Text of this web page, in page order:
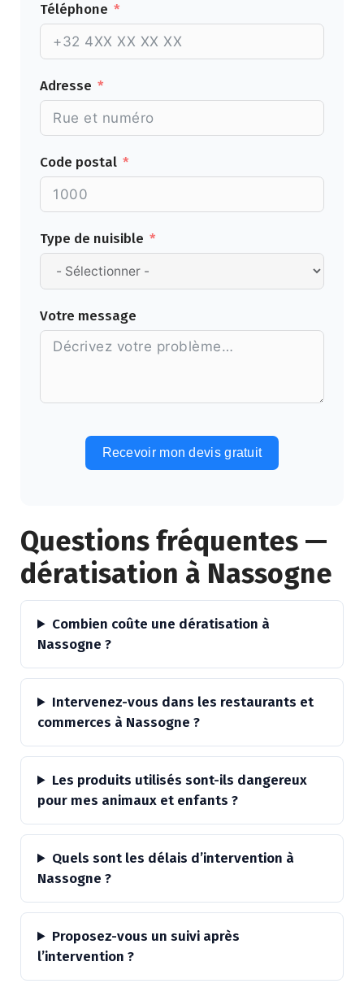
Téléphone
Adresse
Code postal
Type de nuisible
Votre message
Recevoir mon devis gratuit
Questions fréquentes —
dératisation à Nassogne
Combien coûte une dératisation à
Nassogne ?
Intervenez-vous dans les restaurants et
commerces à Nassogne ?
Les produits utilisés sont-ils dangereux
pour mes animaux et enfants ?
Quels sont les délais d’intervention à
Nassogne ?
Proposez-vous un suivi après
l’intervention ?